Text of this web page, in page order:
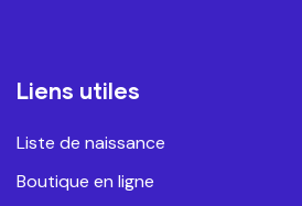
Liens utiles
Liste de naissance
Boutique en ligne